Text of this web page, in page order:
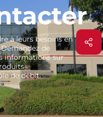
à leurs besoins en
de
informations sur
de débit.